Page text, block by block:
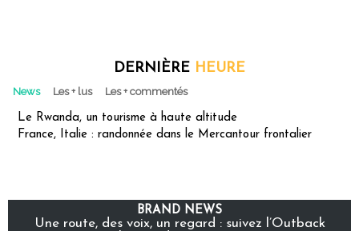
DERNIÈRE HEURE
News Les + lus Les + commentés
Le Rwanda, un tourisme à haute altitude
France, Italie : randonnée dans le Mercantour frontalier
BRAND NEWS
Une route, des voix, un regard : suivez l’Outback